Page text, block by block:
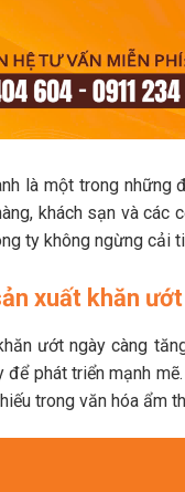
là một trong
khách sạn và
ty không ngừng cải
xuất khăn
ướt ngày càng
phát triển mạnh
trong văn hóa ẩm